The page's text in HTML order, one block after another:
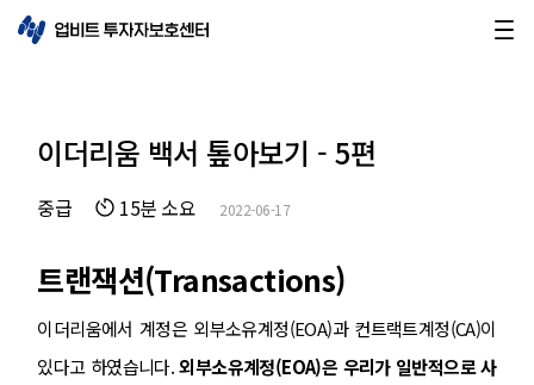
이더리움 백서 톺아보기 - 5편
중급 15분 소요 2022-06-17
트랜잭션(Transactions)
이더리움에서 계정은 외부소유계정(EOA)과 컨트랙트계정(CA)이
있다고 하였습니다.외부소유계정(EOA)은 우리가 일반적으로 사